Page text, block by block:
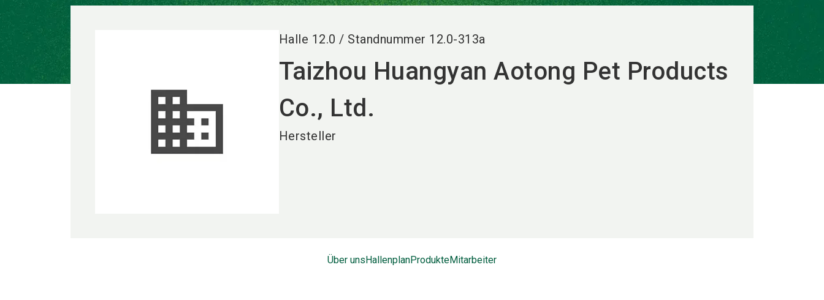
Halle 12.0 / Standnummer 12.0-313a
Taizhou Huangyan Aotong Pet Products
Co., Ltd.
Hersteller
Über unsHallenplanProdukteMitarbeiter